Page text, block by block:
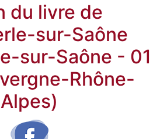
du livre de
sur-Saône
sur-Saône - 01
Rhône-
Alpes)